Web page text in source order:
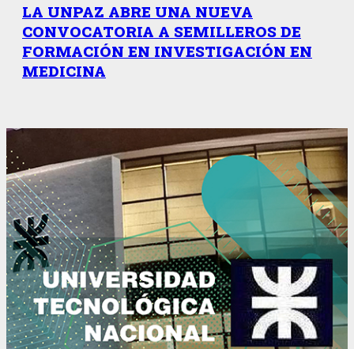
LA UNPAZ ABRE UNA NUEVA
CONVOCATORIA A SEMILLEROS DE
FORMACIÓN EN INVESTIGACIÓN EN
MEDICINA